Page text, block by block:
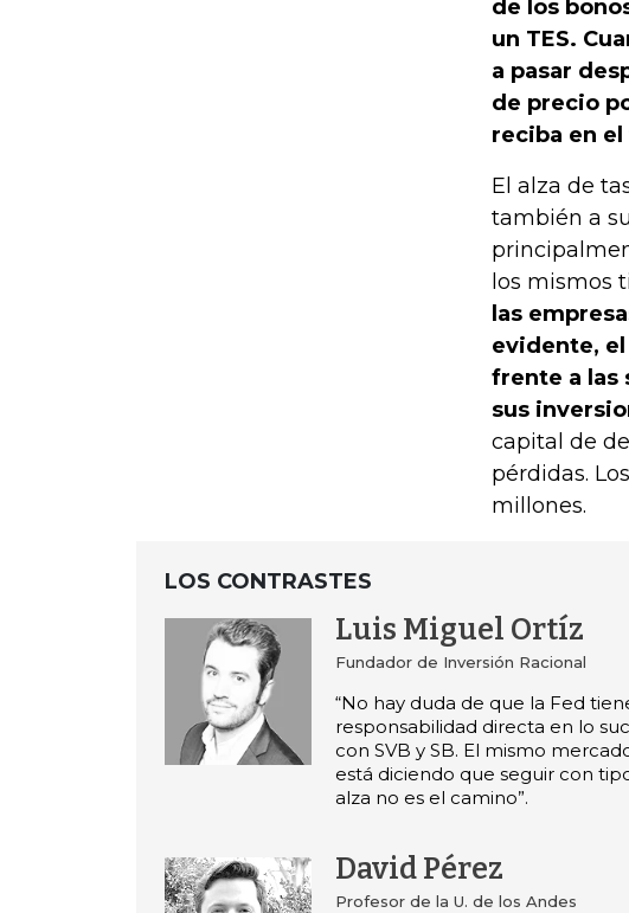
de los
un TES.
a pasar
de precio
reciba en
El alza de
también a
los mismos
las
evidente,
frente a las
sus
capital de
pérdidas.
millones.
LOS CONTRASTES
Luis Miguel Ortíz
Fundador de Inversión Racional
“No hay duda de que la Fed
responsabilidad directa en lo
con SVB y SB. El mismo
está diciendo que seguir con
alza no es el camino”.
David Pérez
Profesor de la U. de los Andes